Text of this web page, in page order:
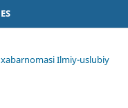
Ilmiy-uslubiy